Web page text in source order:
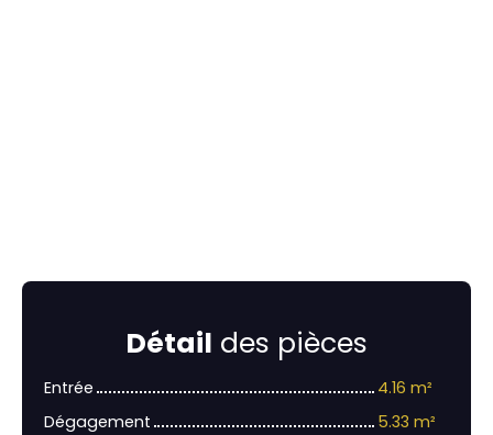
Détail des pièces
Entrée
4.16 m²
Dégagement
5.33 m²